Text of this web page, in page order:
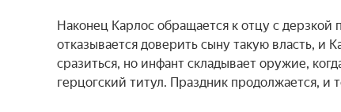
Наконец Карлос обращается к отцу с
отказывается доверить сыну такую власть, и
сразиться, но инфант складывает оружие,
герцогский титул. Праздник продолжается, и